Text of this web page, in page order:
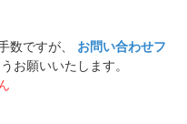
数ですが、 お問い合わせフ
お願いいたします。